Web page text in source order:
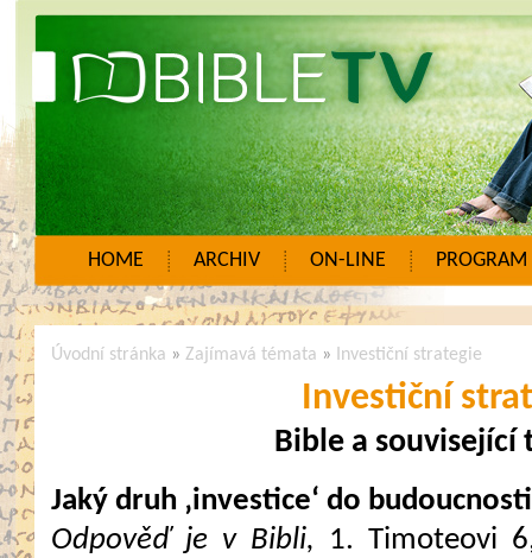
HOME ARCHIV ON-LINE PROGRAM
Úvodní stránka »Zajímavá témata » Investiční strategie
Investiční
Bible a související
Jaký druh ‚investice‘ do
Odpověď je v Bibli, 1. Timoteovi